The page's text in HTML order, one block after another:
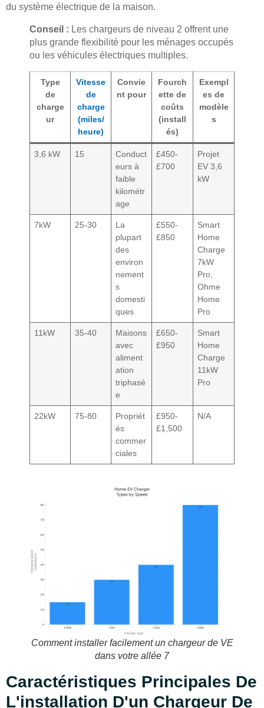
du système électrique de la maison.
Conseil : Les chargeurs de niveau 2 offrent une
plus grande flexibilité pour les ménages occupés
ou les véhicules électriques multiples.
Type
de
charge
ur
Vitesse
de
charge
(miles/
heure)
Convie
nt pour
Fourch
ette de
coûts
(install
és)
Exempl
es de
modèle
s
3,6 kW 15
Conduct
eurs à
faible
kilométr
age
£450-
£700
Projet
EV 3,6
kW
7kW 25-30
La
plupart
des
environ
nement
s
domesti
ques
£550-
£850
Smart
Home
Charge
7kW
Pro,
Ohme
Home
Pro
11kW 35-40
Maisons
avec
aliment
ation
triphasé
e
£650-
£950
Smart
Home
Charge
11kW
Pro
22kW 75-80
Propriét
és
commer
ciales
£950-
£1,500
N/A
Comment installer facilement un chargeur de VE
dans votre allée 7
Caractéristiques Principales De
L'installation D'un Chargeur De